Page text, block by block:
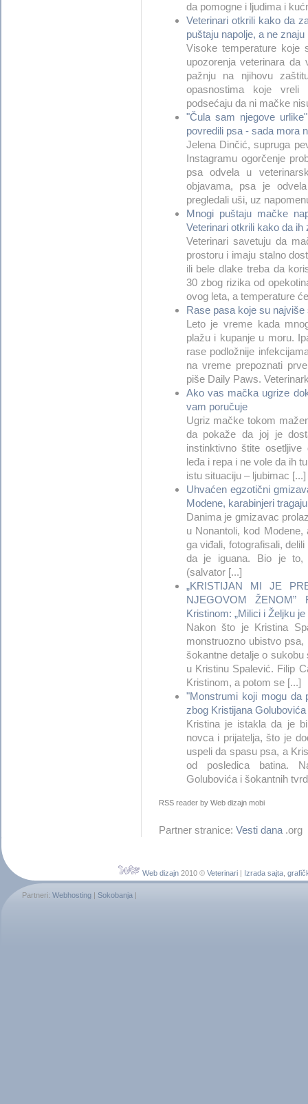
da pomogne i ljudima i
Veterinari otkrili kako da
puštaju napolje, a ne
Visoke temperature koje
upozorenja veterinara da
pažnju na njihovu
opasnostima koje
podsećaju da ni mačke
"Čula sam njegove
povredili psa - sada mora
Jelena Dinčić, supruga
Instagramu ogorčenje
psa odvela u
objavama, psa je
pregledali uši, uz
Mnogi puštaju mačke
Veterinari otkrili kako da
Veterinari savetuju da
prostoru i imaju stalno
ili bele dlake treba da
30 zbog rizika od
ovog leta, a temperature
Rase pasa koje su
Leto je vreme kada
plažu i kupanje u moru.
rase podložnije
na vreme prepoznati
piše Daily Paws.
Ako vas mačka ugrize
vam poručuje
Ugriz mačke tokom
da pokaže da joj je
instinktivno štite
leđa i repa i ne vole da ih
istu situaciju – ljubimac [...]
Uhvaćen egzotični
Modene, karabinjeri
Danima je gmizavac
u Nonantoli, kod
ga viđali, fotografisali,
da je iguana. Bio je to,
(salvator [...]
„KRISTIJAN MI JE
NJEGOVOM
Kristinom: „Milici i Željku
Nakon što je Kristina
monstruozno ubistvo
šokantne detalje o
u Kristinu Spalević. Filip
Kristinom, a potom se [...]
"Monstrumi koji mogu da
zbog Kristijana
Kristina je istakla da je
novca i prijatelja, što je
uspeli da spasu psa, a
od posledica batina.
Golubovića i šokantnih
RSS reader by Web dizajn mobi
Partner stranice: Vesti dana.org
Web dizajn2010 © Veterinari| Izrada sajta,
Partneri: Webhosting | Sokobanja |